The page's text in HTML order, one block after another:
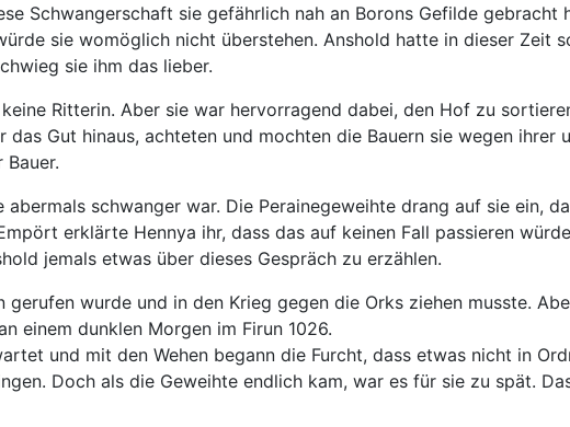
Schwangerschaft sie gefährlich nah an Borons Gefilde
sie womöglich nicht überstehen. Anshold hatte in dieser Zeit
sie ihm das lieber.
Ritterin. Aber sie war hervorragend dabei, den Hof zu
das Gut hinaus, achteten und mochten die Bauern sie wegen
schwanger war. Die Perainegeweihte drang auf sie ein,
erklärte Hennya ihr, dass das auf keinen Fall passieren
jemals etwas über dieses Gespräch zu erzählen.
gerufen wurde und in den Krieg gegen die Orks ziehen musste.
einem dunklen Morgen im Firun 1026.
und mit den Wehen begann die Furcht, dass etwas nicht in
Doch als die Geweihte endlich kam, war es für sie zu spät.